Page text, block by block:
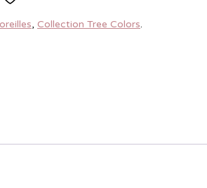
, Collection Tree Colors.